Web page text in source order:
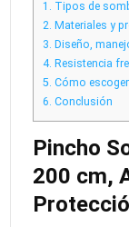
1.
Tipos de
2. Materiales y
3. Diseño,
4. Resistencia
5. Cómo
6. Conclusión
Pincho
200 cm,